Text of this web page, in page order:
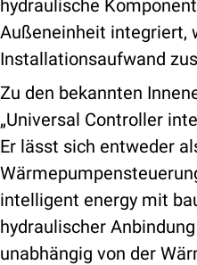
hydraulische
Außeneinheit integriert,
Installationsaufwand
Zu den bekannten
„Universal Controller
Er lässt sich entweder
intelligent energy mit
hydraulischer
unabhängig von der